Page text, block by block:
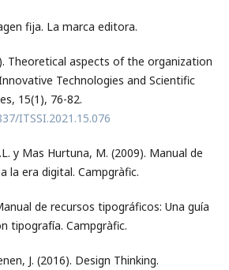
fija. La marca editora.
Theoretical aspects of the organization
Technologies and Scientific
15(1), 76-82.
ITSSI.2021.15.076
y Mas Hurtuna, M. (2009). Manual de
la era digital. Campgràfic.
de recursos tipográficos: Una guía
tipografía. Campgràfic.
J. (2016). Design Thinking.